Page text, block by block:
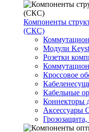
Компоненты
(СКС)
Модули
Розетки
Кроссовое
Кабельные
Коннекторы
Аксессуары